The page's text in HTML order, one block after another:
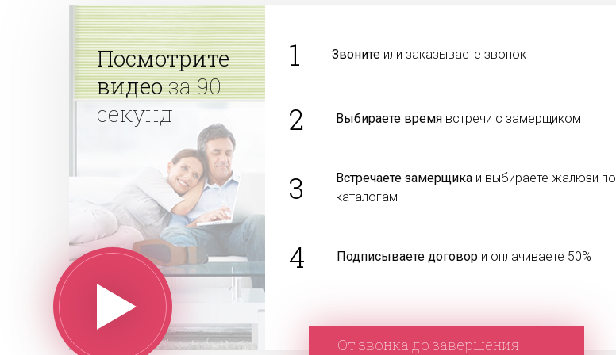
Посмотрите
видеоза 90
секунд
1 Звоните или заказываете звонок
2 Выбираете время встречи с замерщиком
3 Встречаете замерщика и выбираете жалюзи по
каталогам
4 Подписываете договор и оплачиваете 50%
От звонка до завершения